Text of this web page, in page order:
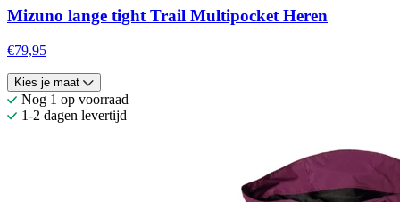
Mizuno lange tight Trail Multipocket Heren
€79,95
Kies je maat
Nog 1 op voorraad
1-2 dagen levertijd